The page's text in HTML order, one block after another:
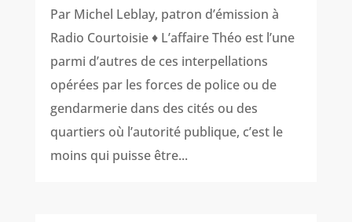
Par Michel Leblay, patron d’émission à
Radio Courtoisie ♦ L’affaire Théo est l’une
parmi d’autres de ces interpellations
opérées par les forces de police ou de
gendarmerie dans des cités ou des
quartiers où l’autorité publique, c’est le
moins qui puisse être...